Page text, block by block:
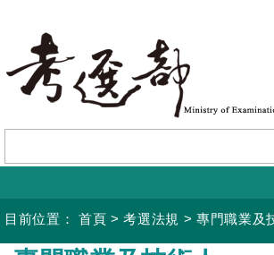
要
容
目前位置： 首頁 >考選法規 >專門職業及